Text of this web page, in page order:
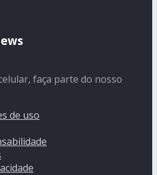
faça parte do nosso
de uso